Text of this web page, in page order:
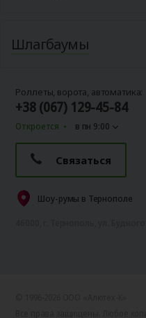
Шлагбаумы
Роллеты, ворота, автоматика:
+38 (067) 129-45-84
Откроется в пн 9:00
Связаться
Шоу-румы в Тернополе